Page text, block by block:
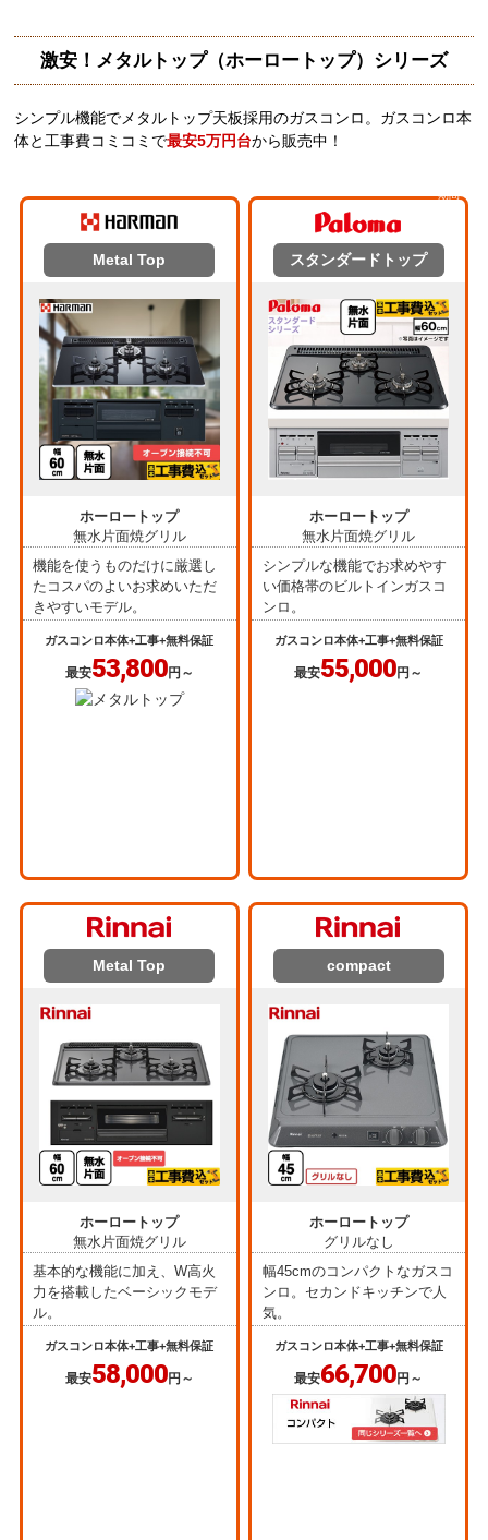
激安！メタルトップ（ホーロートップ）シリーズ
シンプル機能でメタルトップ天板採用のガスコンロ。ガスコンロ本
体と工事費コミコミで最安5万円台から販売中！
Metal Top
ホーロートップ
無水片面焼グリル
機能を使うものだけに厳選し
たコスパのよいお求めいただ
きやすいモデル。
ガスコンロ本体+工事+無料保証
最安53,800円～
スタンダードトップ
ホーロートップ
無水片面焼グリル
シンプルな機能でお求めやす
い価格帯のビルトインガスコ
ンロ。
ガスコンロ本体+工事+無料保証
最安55,000円～
期間
Metal Top
ホーロートップ
無水片面焼グリル
基本的な機能に加え、W高火
力を搭載したベーシックモデ
ル。
ガスコンロ本体+工事+無料保証
最安58,000円～
compact
ホーロートップ
グリルなし
幅45cmのコンパクトなガスコ
ンロ。セカンドキッチンで人
気。
ガスコンロ本体+工事+無料保証
最安66,700円～